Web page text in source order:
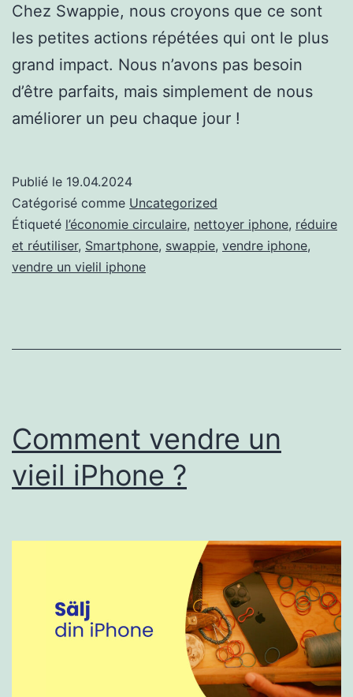
Chez Swappie, nous croyons que ce sont
les petites actions répétées qui ont le plus
grand impact. Nous n’avons pas besoin
d’être parfaits, mais simplement de nous
améliorer un peu chaque jour !
Publié le 19.04.2024
Catégorisé comme Uncategorized
Étiqueté l’économie circulaire, nettoyer iphone, réduire
et réutiliser, Smartphone, swappie, vendre iphone,
vendre un vielil iphone
Comment vendre un
vieil iPhone ?